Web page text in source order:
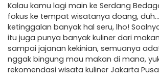
Kalau kamu lagi main ke Serdang
fokus ke tempat wisatanya doang,
ketinggalan banyak hal seru, lho!
itu juga punya banyak kuliner dari
sampai jajanan kekinian, semuanya
nggak bingung mau makan di mana,
rekomendasi wisata kuliner Jakarta